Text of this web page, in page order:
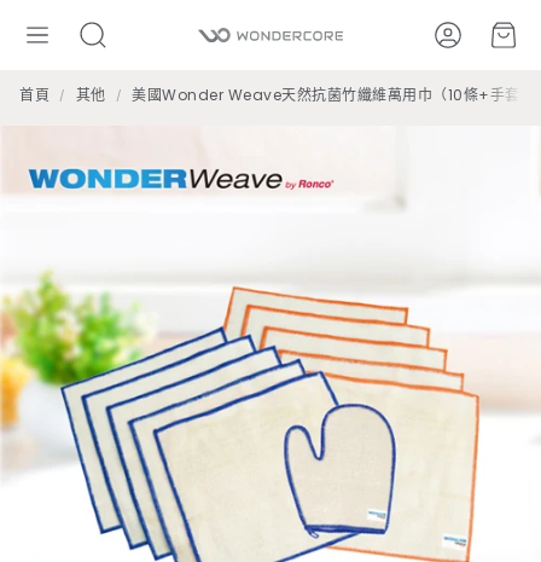
搜
帳號 購
首頁 其他 美國Wonder Weave天然抗菌竹纖維萬用巾（10條+手套)